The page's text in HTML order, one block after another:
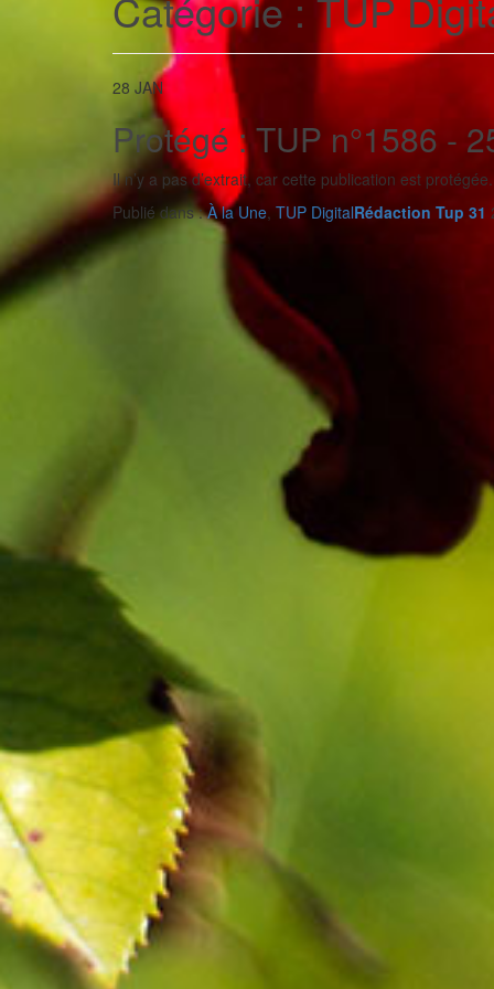
28 JAN
Protégé : TUP n°1586 -
Il n’y a pas d’extrait, car cette publication est protégée.
Publié dans :À la Une,TUP DigitalRédaction Tup 31